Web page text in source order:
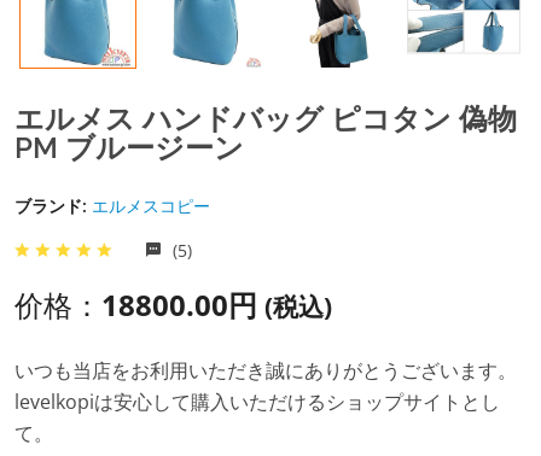
エルメス ハンドバッグ ピコタン 偽物
PM ブルージーン
ブランド: エルメスコピー
(5)
价格： 18800.00円 (税込)
いつも当店をお利用いただき誠にありがとうございます。
levelkopiは安心して購入いただけるショップサイトとし
て。